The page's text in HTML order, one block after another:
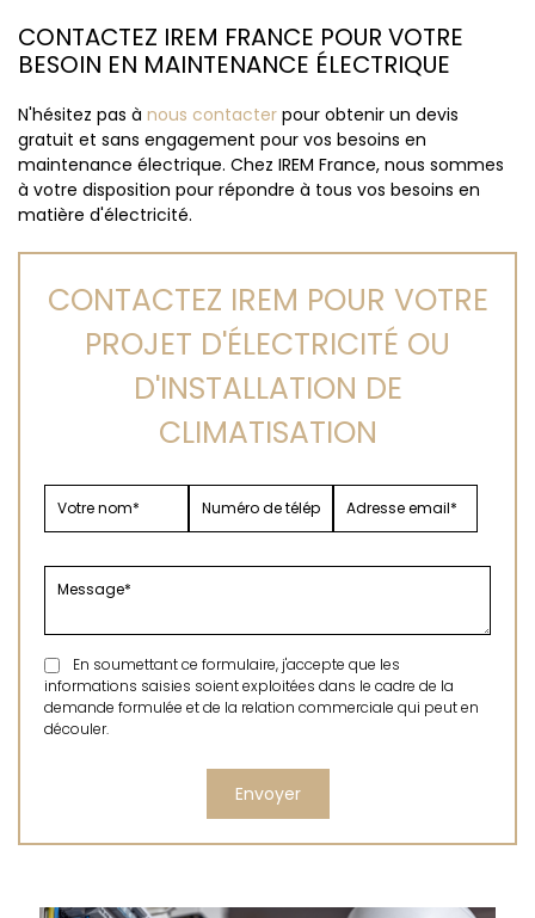
CONTACTEZ IREM FRANCE POUR VOTRE
BESOIN EN MAINTENANCE ÉLECTRIQUE
N'hésitez pas à nous contacter pour obtenir un devis
gratuit et sans engagement pour vos besoins en
maintenance électrique. Chez IREM France, nous sommes
à votre disposition pour répondre à tous vos besoins en
matière d'électricité.
CONTACTEZ IREM POUR VOTRE
PROJET D'ÉLECTRICITÉ OU
D'INSTALLATION DE
CLIMATISATION
En soumettant ce formulaire, j'accepte que les
informations saisies soient exploitées dans le cadre de la
demande formulée et de la relation commerciale qui peut en
découler.